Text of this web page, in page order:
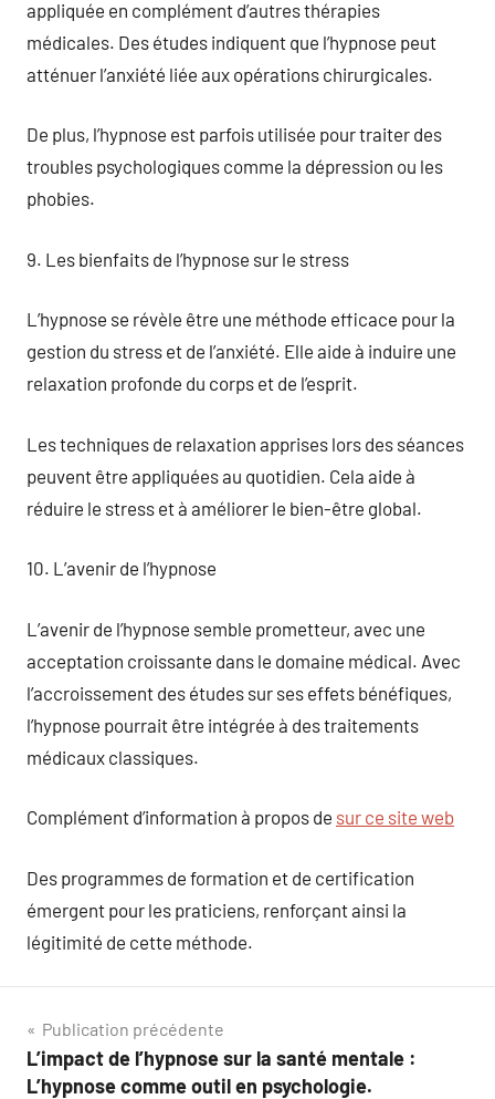
appliquée en complément d’autres thérapies
médicales. Des études indiquent que l’hypnose peut
atténuer l’anxiété liée aux opérations chirurgicales.
De plus, l’hypnose est parfois utilisée pour traiter des
troubles psychologiques comme la dépression ou les
phobies.
9. Les bienfaits de l’hypnose sur le stress
L’hypnose se révèle être une méthode efficace pour la
gestion du stress et de l’anxiété. Elle aide à induire une
relaxation profonde du corps et de l’esprit.
Les techniques de relaxation apprises lors des séances
peuvent être appliquées au quotidien. Cela aide à
réduire le stress et à améliorer le bien-être global.
10. L’avenir de l’hypnose
L’avenir de l’hypnose semble prometteur, avec une
acceptation croissante dans le domaine médical. Avec
l’accroissement des études sur ses effets bénéfiques,
l’hypnose pourrait être intégrée à des traitements
médicaux classiques.
Complément d’information à propos de sur ce site web
Des programmes de formation et de certification
émergent pour les praticiens, renforçant ainsi la
légitimité de cette méthode.
Navigation
de
Publication précédente
L’impact de l’hypnose sur la santé mentale :
L’hypnose comme outil en psychologie.